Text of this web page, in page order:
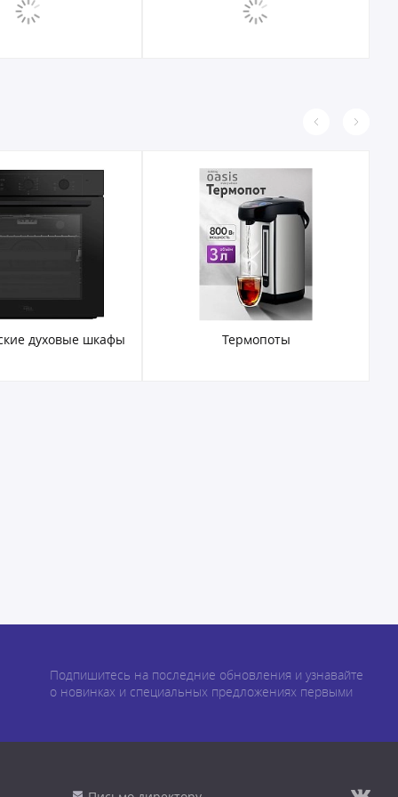
Электрочайники
Подпишитесь на последние обновления и узнавайте
о новинках и специальных предложениях первыми